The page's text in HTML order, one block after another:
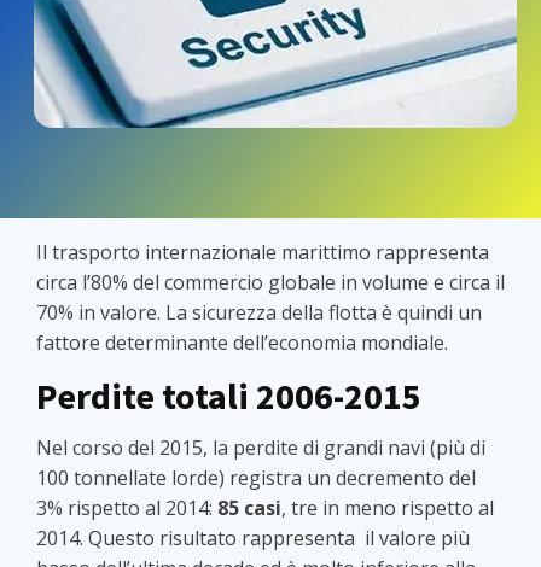
Il trasporto internazionale marittimo rappresenta
circa l’80% del commercio globale in volume e circa il
70% in valore. La sicurezza della flotta è quindi un
fattore determinante dell’economia mondiale.
Perdite totali 2006-2015
Nel corso del 2015, la perdite di grandi navi (più di
100 tonnellate lorde) registra un decremento del
3% rispetto al 2014: 85 casi, tre in meno rispetto al
2014. Questo risultato rappresenta il valore più